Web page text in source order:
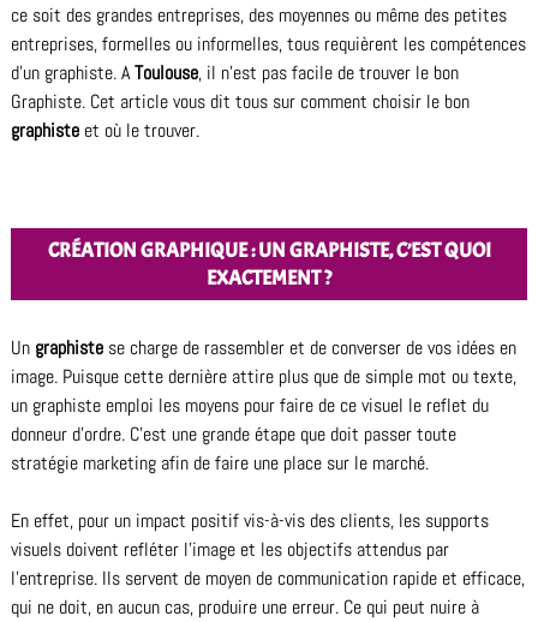
ce soit des grandes entreprises, des moyennes ou même des petites
entreprises, formelles ou informelles, tous requièrent les compétences
d’un graphiste. AToulouse, il n’est pas facile de trouver le bon
Graphiste. Cet article vous dit tous sur comment choisir le bon
graphiste et où le trouver.
CRÉATION GRAPHIQUE : UN GRAPHISTE, C’EST QUOI
EXACTEMENT ?
Un graphiste se charge de rassembler et de converser de vos idées en
image. Puisque cette dernière attire plus que de simple mot ou texte,
un graphiste emploi les moyens pour faire de ce visuel le reflet du
donneur d’ordre. C’est une grande étape que doit passer toute
stratégie marketing afin de faire une place sur le marché.
En effet, pour un impact positif vis-à-vis des clients, les supports
visuels doivent refléter l’image et les objectifs attendus par
l’entreprise. Ils servent de moyen de communication rapide et efficace,
qui ne doit, en aucun cas, produire une erreur. Ce qui peut nuire à